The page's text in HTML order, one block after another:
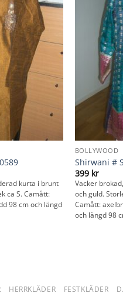
kurta i brunt
ca S. Camått:
98 cm och längd
BOLLYWOOD
Shirwani #
399 kr
Vacker
och guld.
Camått:
och längd 98
HERRKLÄDER FESTKLÄDER